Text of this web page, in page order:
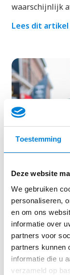
Toestemming
Deze website
We gebruiken
personaliseren,
en om ons
informatie over
partners voor
partners kunnen
informatie die u
verzameld op
waarschijnlijk
Lees dit artikel
Alliander
Heb je nog
als
Lees dit artikel